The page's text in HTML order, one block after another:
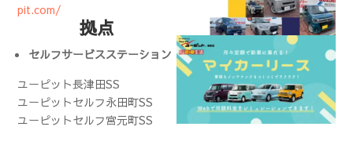
pit.com/
拠点
セルフサービスステーション
ユーピット長津田SS
ユーピットセルフ永田町SS
ユーピットセルフ宮元町SS